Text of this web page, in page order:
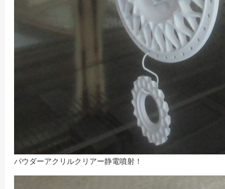
パウダーアクリルクリアー静電噴射！